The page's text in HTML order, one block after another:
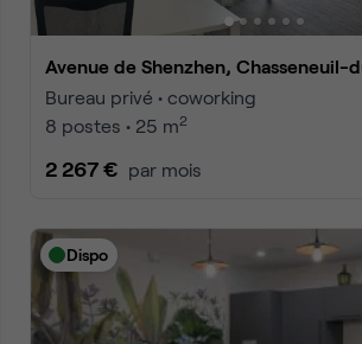
Avenue de Shenzhen, Chasseneuil-
Bureau privé • coworking
8 postes • 25 m2
2 267 € par mois
Dispo